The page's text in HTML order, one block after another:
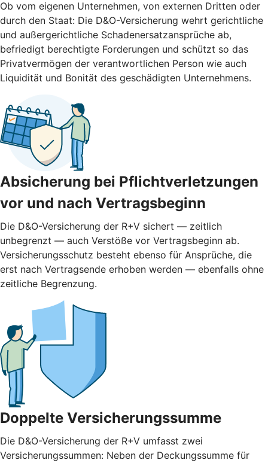
Ob vom eigenen Unternehmen, von externen Dritten oder
durch den Staat: Die D&O-Versicherung wehrt gerichtliche
und außergerichtliche Schadenersatzansprüche ab,
befriedigt berechtigte Forderungen und schützt so das
Privatvermögen der verantwortlichen Person wie auch
Liquidität und Bonität des geschädigten Unternehmens.
Absicherung bei Pflichtverletzungen
vor und nach ­Vertragsbeginn
Die D&O-Versicherung der R+V sichert — zeitlich
unbegrenzt — auch Verstöße vor Vertragsbeginn ab.
Versicherungsschutz besteht ebenso für Ansprüche, die
erst nach Vertragsende erhoben werden — ebenfalls ohne
zeitliche Begrenzung.
Doppelte Versicherungssumme
Die D&O-Versicherung der R+V umfasst zwei
Versicherungssummen: Neben der Deckungssumme für